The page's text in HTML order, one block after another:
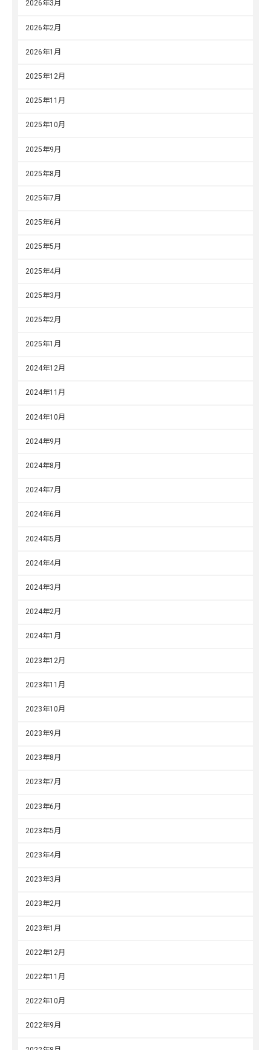
2026年3月
2026年2月
2026年1月
2025年12月
2025年11月
2025年10月
2025年9月
2025年8月
2025年7月
2025年6月
2025年5月
2025年4月
2025年3月
2025年2月
2025年1月
2024年12月
2024年11月
2024年10月
2024年9月
2024年8月
2024年7月
2024年6月
2024年5月
2024年4月
2024年3月
2024年2月
2024年1月
2023年12月
2023年11月
2023年10月
2023年9月
2023年8月
2023年7月
2023年6月
2023年5月
2023年4月
2023年3月
2023年2月
2023年1月
2022年12月
2022年11月
2022年10月
2022年9月